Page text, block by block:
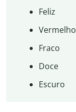
Feliz
Vermelho
Fraco
Doce
Escuro